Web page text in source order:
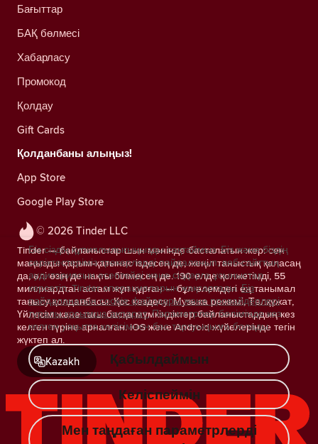
© 2026 Tinder LLC
Tinder — байланыстар шын мәнінде басталатын жер: сен
маңызды қарым-қатынас іздесең де, жеңіл таныстық қаласаң
да, әлі өзің де нақты білмесең де. 190 елде қолжетімді, 55
миллиардтан астам жұп құрған — бұл әлемдегі ең танымал
танысу қолданбасы. Қос кездесу, Музыка режимі, Төлқұжат,
Үйлесім және тағы басқа мүмкіндіктер байланыстардың кез
келген түріне арналған. iOS және Android жүйелерінде тегін
жүктеп ал.
Kazakh
Бағыттар
БАҚ бөлмесі
Хабарласу
Промокод
Қолдау
Gift Cards
Қолданбаны алыңыз!
App Store
Google Play Store
Біз сіздің құпиялылығыңызды сақтаймыз. Біз және біздің
серіктестеріміз трекерлерді пайдаланып, веб-сайттың
аудиториясын есептейді және сіздерге ұсыныстар
көрсетіп, Tinder операцияларын жақсартады. Біз
пайдаланатын cookie файлдары және провайдерлері
туралы қосымша ақпарат. Параметрлер бөлімінде кез
келген уақытта келісімнен бас тартуыңызға болады.
Қабылдаймын
Келіспеймін
Мен таңдаған параметрлерді